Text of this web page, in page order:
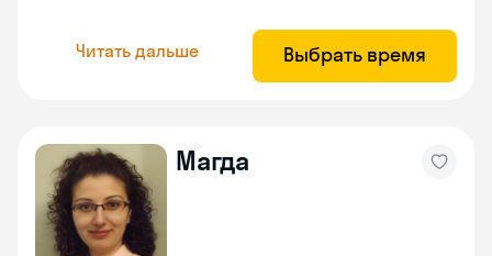
Читать дальше Выбрать время
Магда